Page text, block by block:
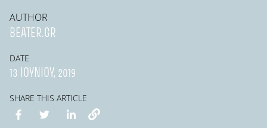
AUTHOR
BEATER.GR
DATE
13 ΙΟΥΝΊΟΥ, 2019
SHARE THIS ARTICLE